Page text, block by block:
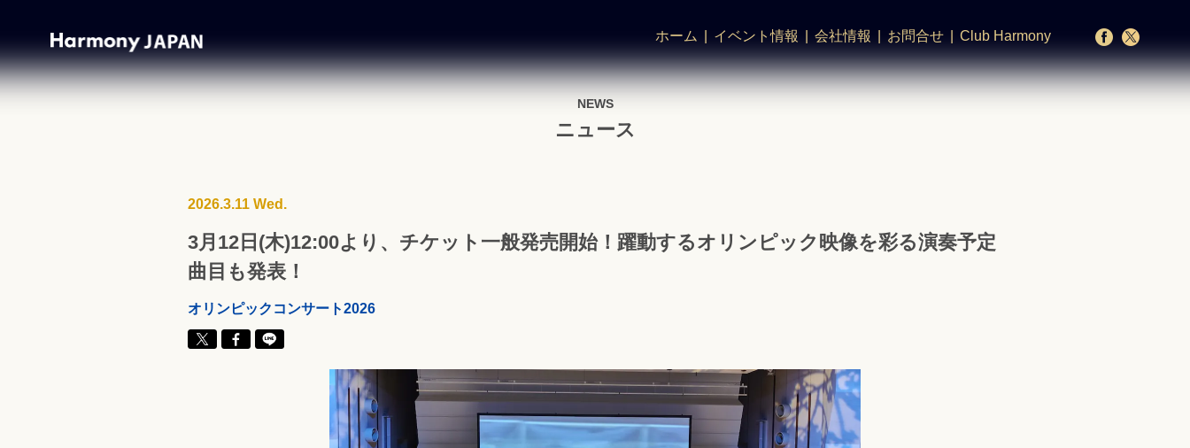
ホーム イベント情報 会社情報 お問合せ Club Harmony
NEWS
ニュース
2026.3.11 Wed.
3月12日(木)12:00より、チケット一般発売開始！躍動するオリンピック映像を彩る演奏予定
曲目も発表！
オリンピックコンサート2026